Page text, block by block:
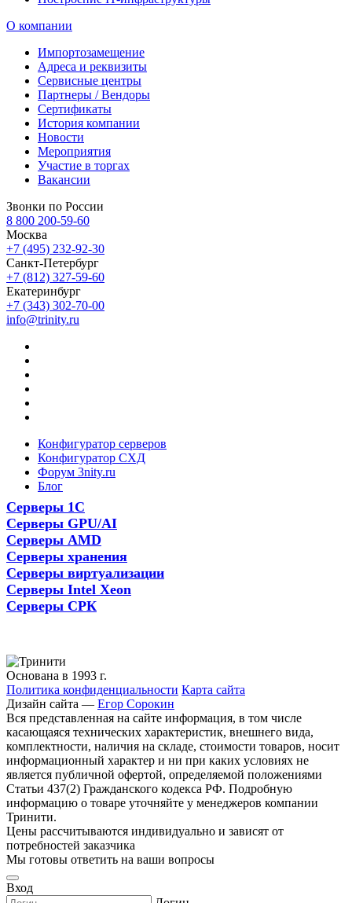
О компании
Импортозамещение
Адреса и реквизиты
Сервисные центры
Партнеры / Вендоры
Сертификаты
История компании
Новости
Мероприятия
Участие в торгах
Вакансии
Звонки по России
8 800 200-59-60
Москва
+7 (495) 232-92-30
Санкт-Петербург
+7 (812) 327-59-60
Екатеринбург
+7 (343) 302-70-00
info@trinity.ru
Конфигуратор серверов
Конфигуратор СХД
Форум 3nity.ru
Блог
Серверы 1С
Серверы GPU/AI
Серверы AMD
Серверы хранения
Серверы виртуализации
Серверы Intel Xeon
Серверы СРК
Основана в 1993 г.
Политика конфиденциальности Карта сайта
Дизайн сайта — Егор Сорокин
Вся представленная на сайте информация, в том числе
касающаяся технических характеристик, внешнего вида,
комплектности, наличия на складе, стоимости товаров, носит
информационный характер и ни при каких условиях не
является публичной офертой, определяемой положениями
Статьи 437(2) Гражданского кодекса РФ. Подробную
информацию о товаре уточняйте у менеджеров компании
Тринити.
Цены рассчитываются индивидуально и зависят от
потребностей заказчика
Мы готовы ответить на ваши вопросы
Вход